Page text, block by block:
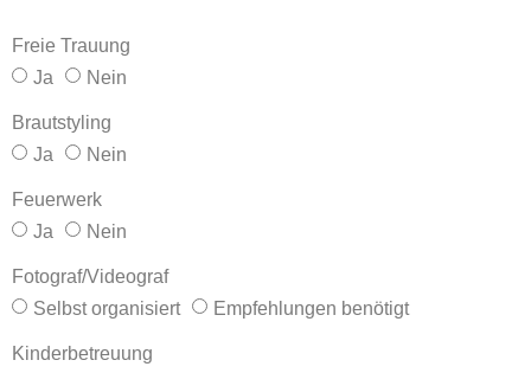
Freie Trauung
Ja
Nein
Brautstyling
Ja
Nein
Feuerwerk
Ja
Nein
Fotograf/Videograf
Selbst organisiert
Empfehlungen benötigt
Kinderbetreuung